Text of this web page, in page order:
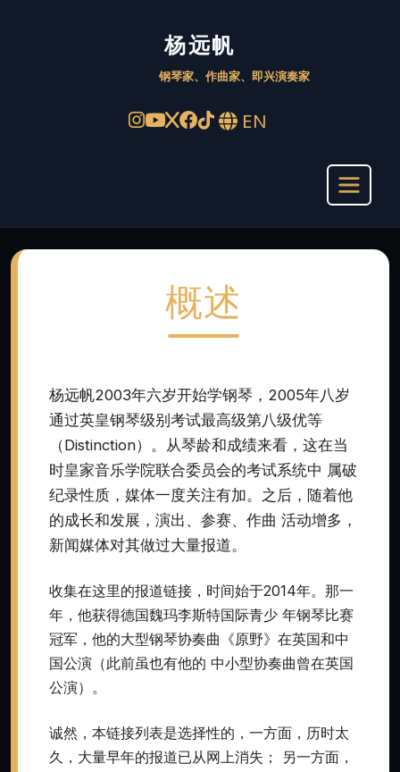
杨远帆 Yuanfan Yang – 钢琴
杨远帆
钢琴家、作曲家、即兴演奏家
EN
概述
杨远帆2003年六岁开始学钢琴，2005年八岁
通过英皇钢琴级别考试最高级第八级优等
（Distinction）。从琴龄和成绩来看，这在当
时皇家音乐学院联合委员会的考试系统中 属破
纪录性质，媒体一度关注有加。之后，随着他
的成长和发展，演出、参赛、作曲 活动增多，
新闻媒体对其做过大量报道。
收集在这里的报道链接，时间始于2014年。那一
年，他获得德国魏玛李斯特国际青少 年钢琴比赛
冠军，他的大型钢琴协奏曲《原野》在英国和中
国公演（此前虽也有他的 中小型协奏曲曾在英国
公演）。
诚然，本链接列表是选择性的，一方面，历时太
久，大量早年的报道已从网上消失； 另一方面，